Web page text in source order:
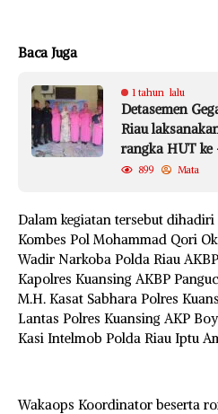
Baca Juga
1 tahun lalu
Detasemen
Riau
rangka HUT ke
899 Mata
Dalam kegiatan tersebut
Kombes Pol Mohammad Qori
Wadir Narkoba Polda Riau
Kapolres Kuansing AKBP
M.H. Kasat Sabhara Polres
Lantas Polres Kuansing AKP
Kasi Intelmob Polda Riau Iptu
Wakaops Koordinator beserta